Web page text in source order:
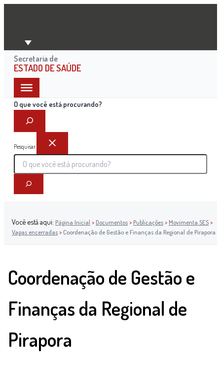
Ir
conteúdo
Secretaria de
ESTADO DE SAÚDE
O que você está procurando?
Pesquisar
Você está aqui: Página Inicial > Documentos> Publicações> Movimenta SES>
Vagas encerradas> Coordenação de Gestão e Finanças da Regional de Pirapora
Coordenação de Gestão e
Finanças da Regional de
Pirapora